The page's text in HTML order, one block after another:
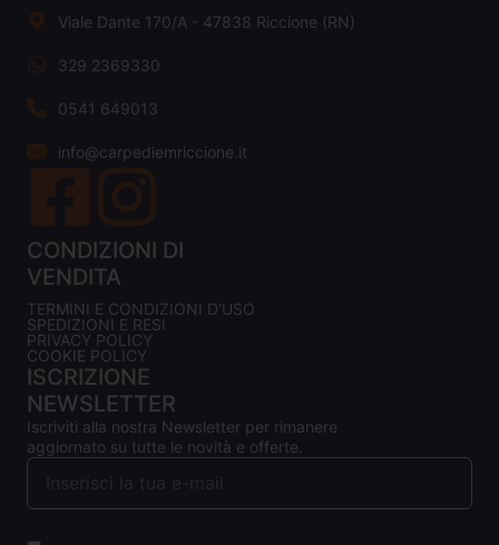
Viale Dante 170/A - 47838 Riccione (RN)
329 2369330
0541 649013
info@carpediemriccione.it
CONDIZIONI DI
VENDITA
TERMINI E CONDIZIONI D'USO
SPEDIZIONI E RESI
PRIVACY POLICY
COOKIE POLICY
ISCRIZIONE
NEWSLETTER
Iscriviti alla nostra Newsletter per rimanere
aggiornato su tutte le novità e offerte.